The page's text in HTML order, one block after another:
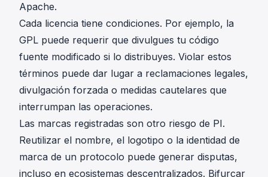
Apache.
Cada licencia tiene condiciones. Por ejemplo, la
GPL puede requerir que divulgues tu código
fuente modificado si lo distribuyes. Violar estos
términos puede dar lugar a reclamaciones legales,
divulgación forzada o medidas cautelares que
interrumpan las operaciones.
Las marcas registradas son otro riesgo de PI.
Reutilizar el nombre, el logotipo o la identidad de
marca de un protocolo puede generar disputas,
incluso en ecosistemas descentralizados. Bifurcar